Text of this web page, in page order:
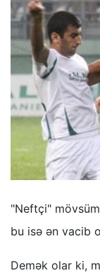
"Neftçi"
bu isə ən vacib
Demək olar ki,